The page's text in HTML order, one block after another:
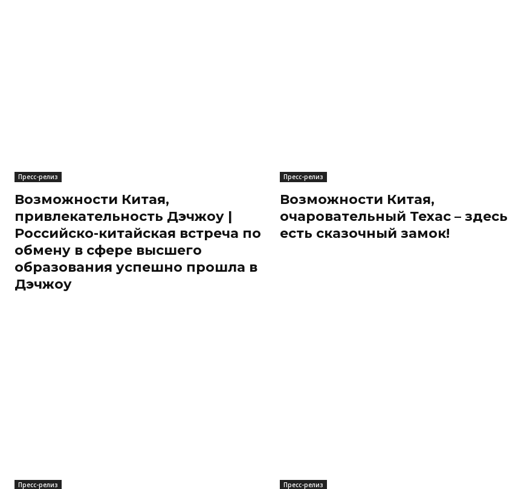
Пресс-релиз
Возможности Китая,
привлекательность Дэчжоу |
Российско-китайская встреча по
обмену в сфере высшего
образования успешно прошла в
Дэчжоу
Пресс-релиз
Возможности Китая,
очаровательный Техас – здесь
есть сказочный замок!
Пресс-релиз Пресс-релиз